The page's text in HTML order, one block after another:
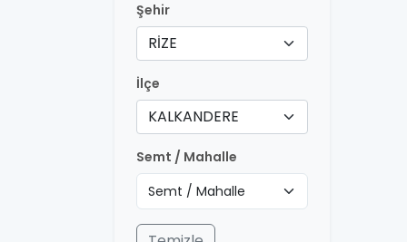
Şehir
RİZE
İlçe
KALKANDERE
Semt / Mahalle